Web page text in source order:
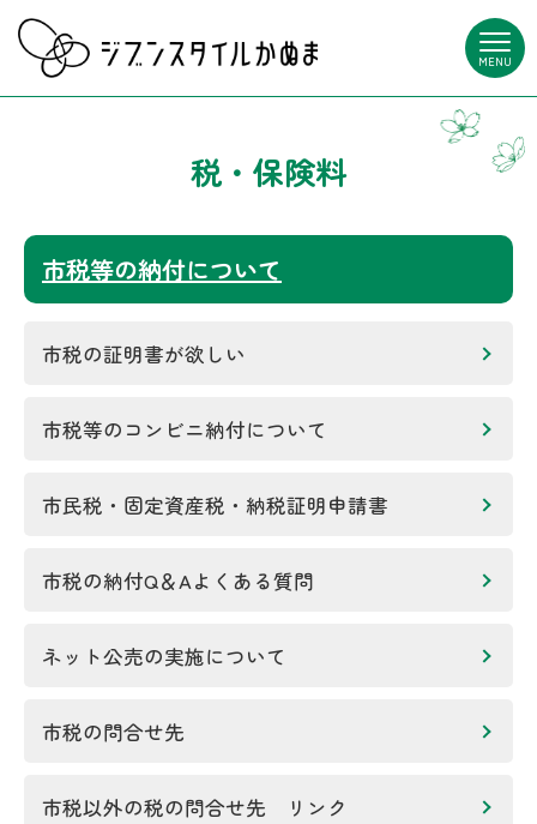
MENU
税・保険料
市税等の納付について
市税の証明書が欲しい
市税等のコンビニ納付について
市民税・固定資産税・納税証明申請書
市税の納付Q＆Aよくある質問
ネット公売の実施について
市税の問合せ先
市税以外の税の問合せ先 リンク